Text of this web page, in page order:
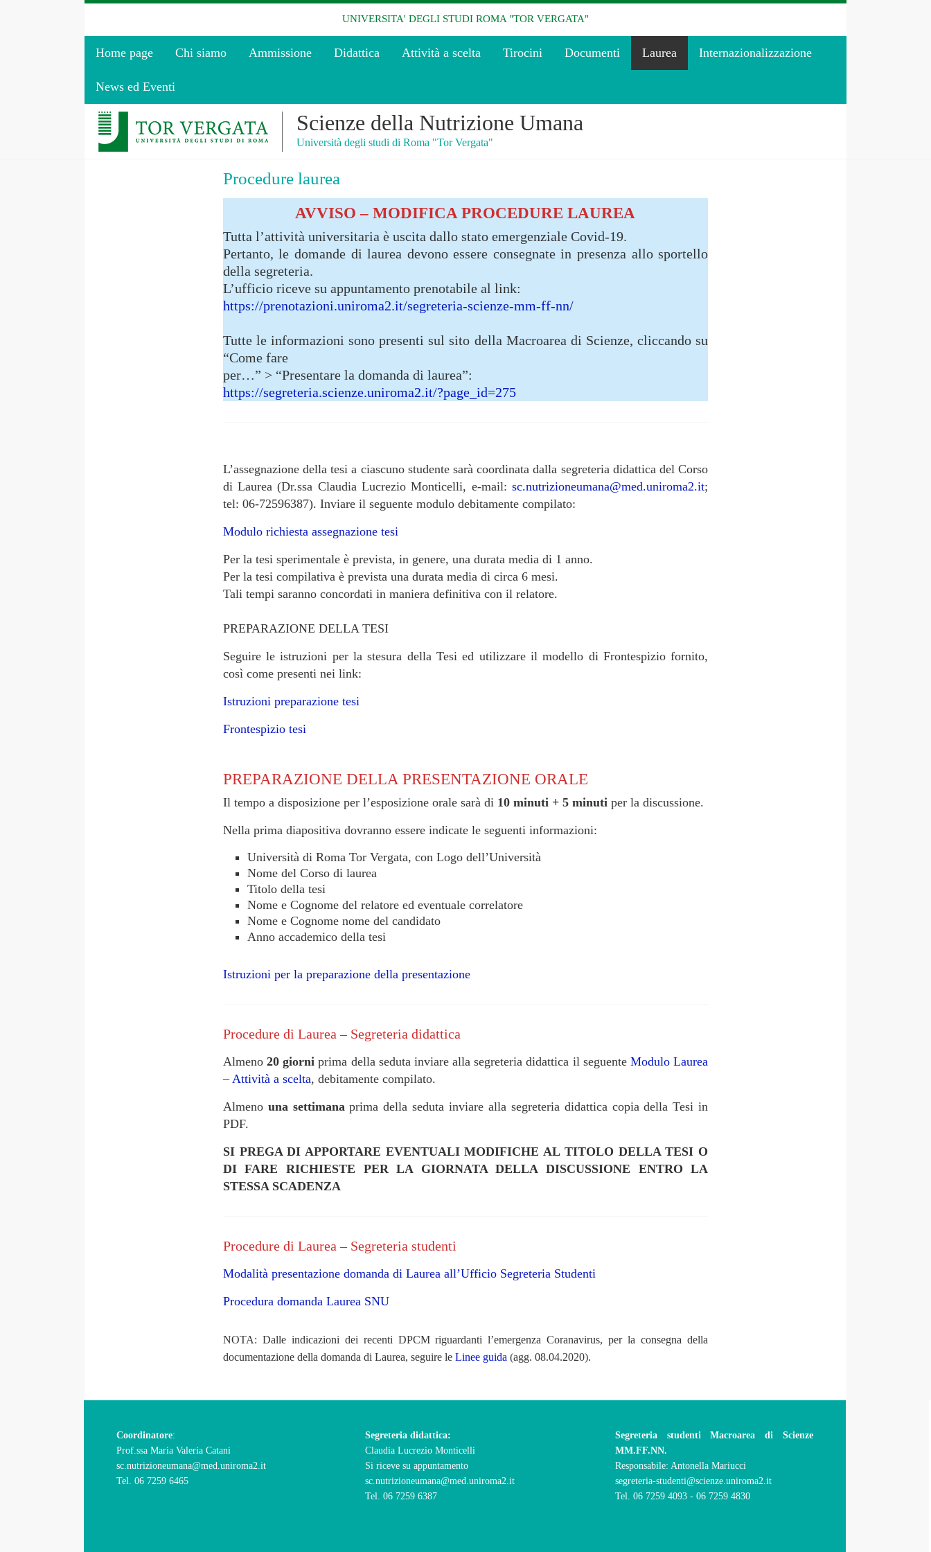
UNIVERSITA' DEGLI STUDI ROMA "TOR VERGATA"
Home page Chi siamo Ammissione Didattica Attività a scelta Tirocini Documenti Laurea Internazionalizzazione
News ed Eventi
Scienze della Nutrizione Umana
Università degli studi di Roma "Tor Vergata"
Procedure laurea
AVVISO – MODIFICA PROCEDURE LAUREA
Tutta l’attività universitaria è uscita dallo stato emergenziale Covid-19.
Pertanto, le domande di laurea devono essere consegnate in presenza allo sportello
della segreteria.
L’ufficio riceve su appuntamento prenotabile al link:
https://prenotazioni.uniroma2.it/segreteria-scienze-mm-ff-nn/
Tutte le informazioni sono presenti sul sito della Macroarea di Scienze, cliccando su
“Come fare
per…” > “Presentare la domanda di laurea”:
https://segreteria.scienze.uniroma2.it/?page_id=275
L’assegnazione della tesi a ciascuno studente sarà coordinata dalla segreteria didattica del Corso
di Laurea (Dr.ssa Claudia Lucrezio Monticelli, e-mail:sc.nutrizioneumana@med.uniroma2.it;
tel: 06-72596387). Inviare il seguente modulo debitamente compilato:
Modulo richiesta assegnazione tesi
Per la tesi sperimentale è prevista, in genere, una durata media di 1 anno.
Per la tesi compilativa è prevista una durata media di circa 6 mesi.
Tali tempi saranno concordati in maniera definitiva con il relatore.
PREPARAZIONE DELLA TESI
Seguire le istruzioni per la stesura della Tesi ed utilizzare il modello di Frontespizio fornito,
così come presenti nei link:
Istruzioni preparazione tesi
Frontespizio tesi
PREPARAZIONE DELLA PRESENTAZIONE ORALE
Il tempo a disposizione per l’esposizione orale sarà di 10 minuti + 5 minutiper la discussione.
Nella prima diapositiva dovranno essere indicate le seguenti informazioni:
Università di Roma Tor Vergata, con Logo dell’Università
Nome del Corso di laurea
Titolo della tesi
Nome e Cognome del relatore ed eventuale correlatore
Nome e Cognome nome del candidato
Anno accademico della tesi
Istruzioni per la preparazione della presentazione
Procedure di Laurea – Segreteria didattica
Almeno 20 giorniprima della seduta inviare alla segreteria didattica il seguenteModulo Laurea
– Attività a scelta, debitamente compilato.
Almeno una settimanaprima della seduta inviare alla segreteria didattica copia della Tesi in
PDF.
SI PREGA DI APPORTARE EVENTUALI MODIFICHE AL TITOLO DELLA TESI O
DI FARE RICHIESTE PER LA GIORNATA DELLA DISCUSSIONE ENTRO LA
STESSA SCADENZA
Procedure di Laurea – Segreteria studenti
Modalità presentazione domanda di Laurea all’Ufficio Segreteria Studenti
Procedura domanda Laurea SNU
NOTA: Dalle indicazioni dei recenti DPCM riguardanti l’emergenza Coranavirus, per la consegna della
documentazione della domanda di Laurea, seguire le Linee guida (agg. 08.04.2020).
Coordinatore:
Prof.ssa Maria Valeria Catani
sc.nutrizioneumana@med.uniroma2.it
Tel. 06 7259 6465
Segreteria didattica:
Claudia Lucrezio Monticelli
Si riceve su appuntamento
sc.nutrizioneumana@med.uniroma2.it
Tel. 06 7259 6387
Segreteria studenti Macroarea di Scienze
MM.FF.NN.
Responsabile: Antonella Mariucci
segreteria-studenti@scienze.uniroma2.it
Tel. 06 7259 4093 - 06 7259 4830